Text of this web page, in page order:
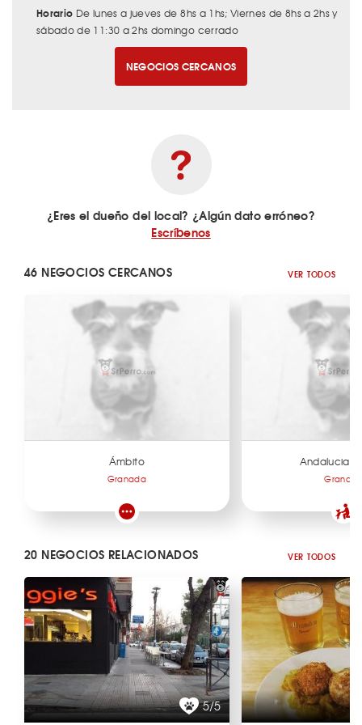
Horario De lunes a jueves de 8hs a 1hs; Viernes de 8hs a 2hs y
sábado de 11:30 a 2hs domingo cerrado
NEGOCIOS CERCANOS
¿Eres el dueño del local? ¿Algún dato erróneo?
Escríbenos
46 NEGOCIOS CERCANOS VER TODOS
Ámbito
Granada
Andalucia
20 NEGOCIOS RELACIONADOS VER TODOS
5/5